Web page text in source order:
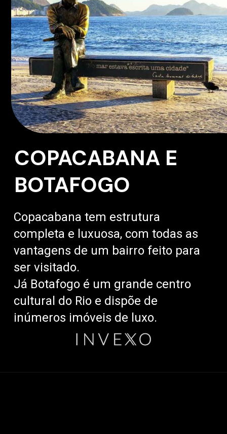
COPACABANA E
BOTAFOGO
Copacabana tem estrutura
completa e luxuosa, com todas as
vantagens de um bairro feito para
ser visitado.
Já Botafogo é um grande centro
cultural do Rio e dispõe de
inúmeros imóveis de luxo.